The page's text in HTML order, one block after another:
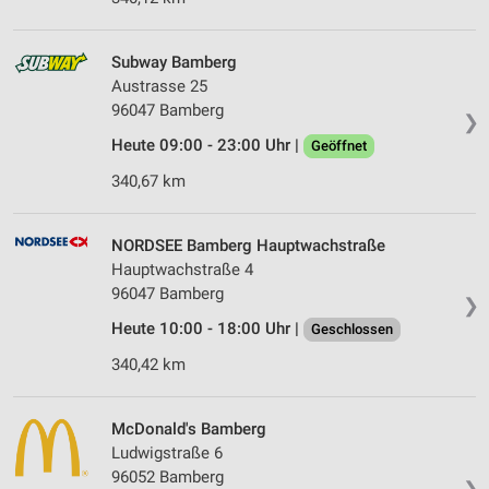
❯
Subway Bamberg
Austrasse 25
96047 Bamberg
Heute 09:00 - 23:00 Uhr |
Geöffnet
340,67 km
❯
NORDSEE Bamberg Hauptwachstraße
Hauptwachstraße 4
96047 Bamberg
Heute 10:00 - 18:00 Uhr |
Geschlossen
340,42 km
McDonald's Bamberg
Ludwigstraße 6
96052 Bamberg